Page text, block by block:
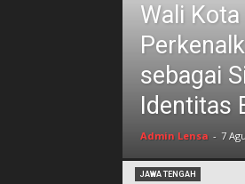
Wali
sebagai
Identitas
Admin Lensa - 7
JAWA TENGAH